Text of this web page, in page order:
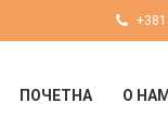
ПОЧЕТНА О